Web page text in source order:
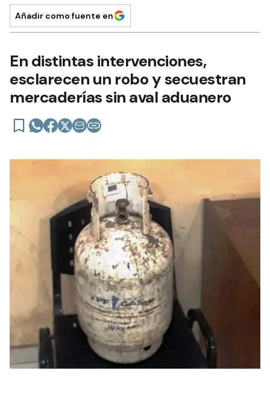
Añadir como fuente en
En distintas intervenciones,
esclarecen un robo y secuestran
mercaderías sin aval aduanero